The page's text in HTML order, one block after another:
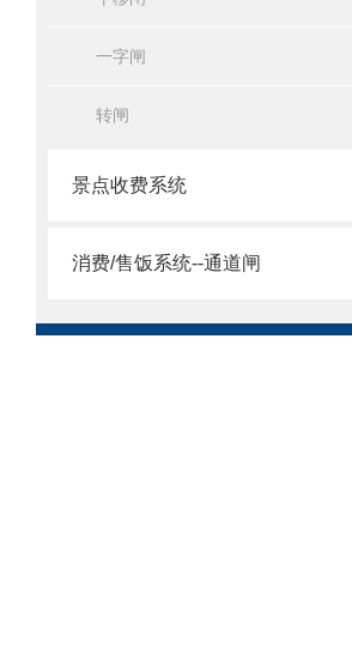
一字闸
转闸
景点收费系统
消费/售饭系统--通道闸